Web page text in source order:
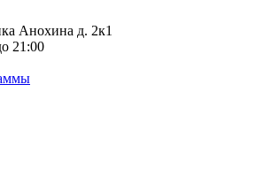
Анохина д. 2к1
21:00